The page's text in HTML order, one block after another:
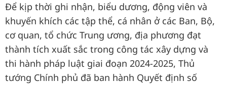
Để kịp thời ghi nhận, biểu dương, động viên và
khuyến khích các tập thể, cá nhân ở các Ban, Bộ,
cơ quan, tổ chức Trung ương, địa phương đạt
thành tích xuất sắc trong công tác xây dựng và
thi hành pháp luật giai đoạn 2024-2025, Thủ
tướng Chính phủ đã ban hành Quyết định số